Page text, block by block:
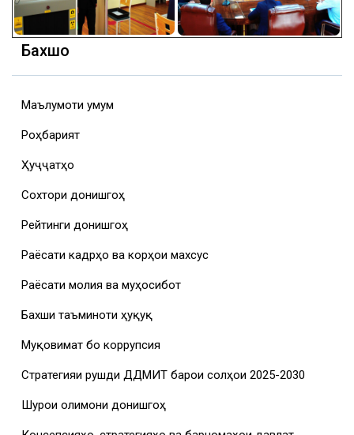
Бахшҳо
Маълумоти умумӣ
Роҳбарият
Ҳуҷҷатҳо
Сохтори донишгоҳ
Рейтинги донишгоҳ
Раёсати кадрҳо ва корҳои махсус
Раёсати молия ва муҳосибот
Бахши таъминоти ҳуқуқӣ
Муқовимат бо коррупсия
Стратегияи рушди ДДМИТ барои солҳои 2025-2030
Шурои олимони донишгоҳ